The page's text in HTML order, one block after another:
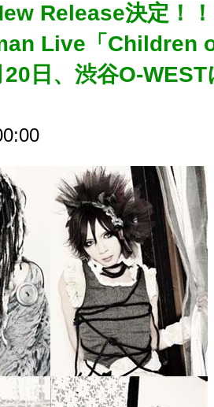
Release決定！
Live「Children
日、渋谷O-